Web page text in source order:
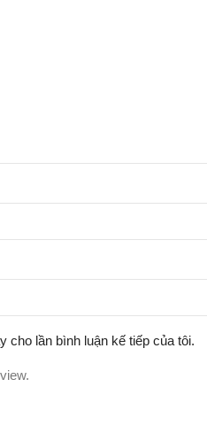
cho lần bình luận kế tiếp của tôi.